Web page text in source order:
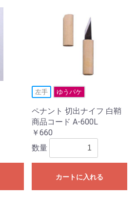
左手 ゆうパケ
ペナント 切出ナイフ 白鞘
商品コード A-600L
￥660
数量
カートに入れる